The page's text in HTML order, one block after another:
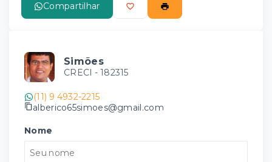
Compartilhar
Simões
CRECI - 182315
(11) 9 4932-2215
alberico65simoes@gmail.com
Nome